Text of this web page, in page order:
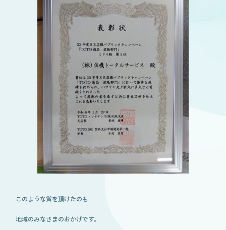
このような賞を頂けたのも
地域のみなさまのおかげです。